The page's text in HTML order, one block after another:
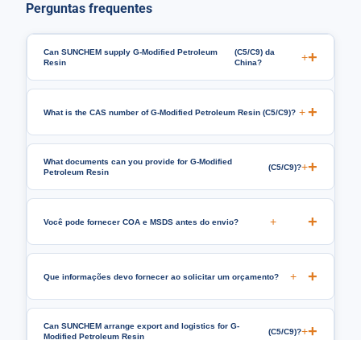
Perguntas frequentes
Can SUNCHEM supply G-Modified Petroleum
Resin
(C5/C9) da
China?
+
What is the CAS number of G-Modified Petroleum Resin (C5/C9)? +
What documents can you provide for G-Modified
Petroleum Resin
(C5/C9)?+
Você pode fornecer COA e MSDS antes do envio? +
Que informações devo fornecer ao solicitar um orçamento? +
Can SUNCHEM arrange export and logistics for G-
Modified Petroleum Resin
(C5/C9)?+